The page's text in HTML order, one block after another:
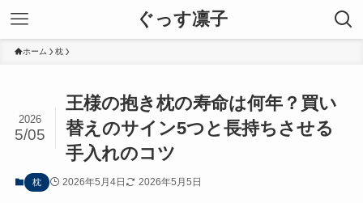
ぐっす凛子
ホーム 枕
王様の抱き枕の寿命は何年？買い
替えのサイン5つと長持ちさせる
手入れのコツ
2026
5/05
枕 2026年5月4日 2026年5月5日